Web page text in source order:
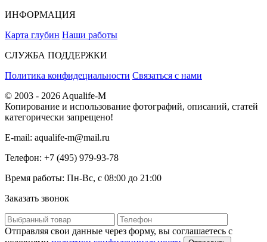
ИНФОРМАЦИЯ
Карта глубин Наши работы
СЛУЖБА ПОДДЕРЖКИ
Политика конфидециальности Связаться с нами
© 2003 - 2026 Aqualife-M
Копирование и использование фотографий, описаний, статей
категорически запрещено!
E-mail: aqualife-m@mail.ru
Телефон: +7 (495) 979-93-78
Время работы: Пн-Вс, с 08:00 до 21:00
Заказать звонок
Отправляя свои данные через форму, вы соглашаетесь с